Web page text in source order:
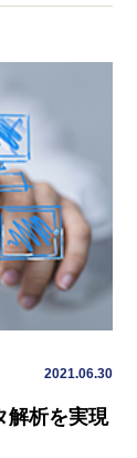
2021.06.30
解析を実現